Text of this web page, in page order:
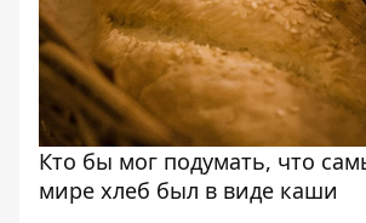
Кто бы мог подумать, что
мире хлеб был в виде каши